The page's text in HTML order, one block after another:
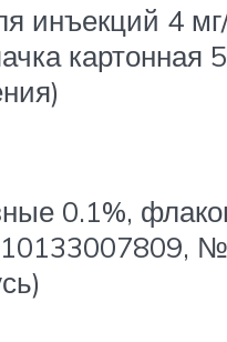
инъекций 4
0.1%,